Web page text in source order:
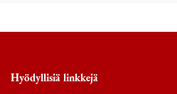
Hyödyllisiä linkkejä